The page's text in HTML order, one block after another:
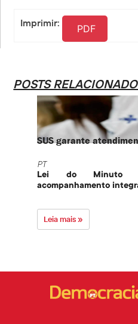
Imprimir: PDF
POSTS
SUS garante
PT
Lei do Minuto
acompanhamento
Leia mais »